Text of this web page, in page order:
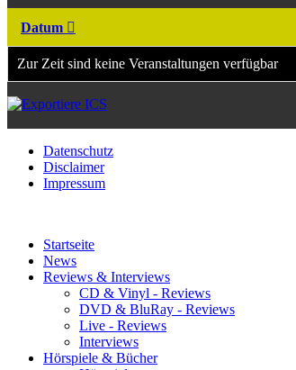
Datum
Zur Zeit sind keine Veranstaltungen verfügbar
Datenschutz
Disclaimer
Impressum
Startseite
News
Reviews & Interviews
CD & Vinyl - Reviews
DVD & BluRay - Reviews
Live - Reviews
Interviews
Hörspiele & Bücher